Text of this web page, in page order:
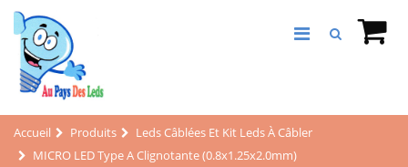
Accueil Produits
Leds Câblées Et Kit Leds À Câbler
MICRO LED Type A Clignotante (0.8x1.25x2.0mm)